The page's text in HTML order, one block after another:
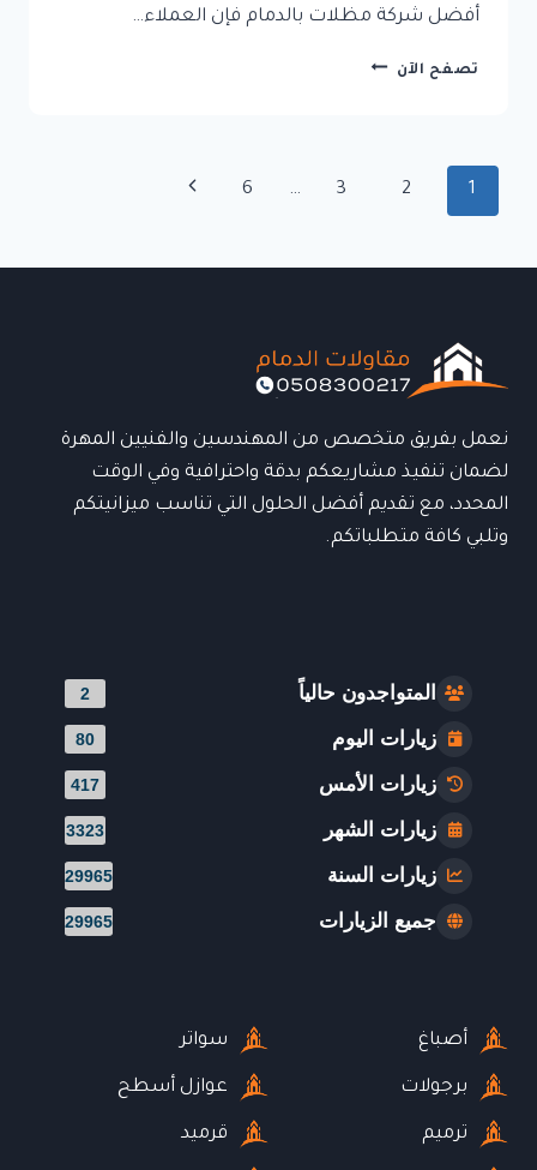
أفضل شركة مظلات بالدمام فإن العملاء…
تصفح الآن أفضل
المظلات
جودة
تنقل
الصفحة
1
2
3
…
6 الصفحة
نعمل بفريق متخصص من المهندسين والفنيين المهرة
لضمان تنفيذ مشاريعكم بدقة واحترافية وفي الوقت
المحدد، مع تقديم أفضل الحلول التي تناسب ميزانيتكم
وتلبي كافة متطلباتكم.
المتواجدون حالياً 2
زيارات اليوم 80
زيارات الأمس 417
زيارات الشهر 3323
زيارات السنة 29965
جميع الزيارات 29965
أصباغ
برجولات
ترميم
سواتر
عوازل أسطح
قرميد